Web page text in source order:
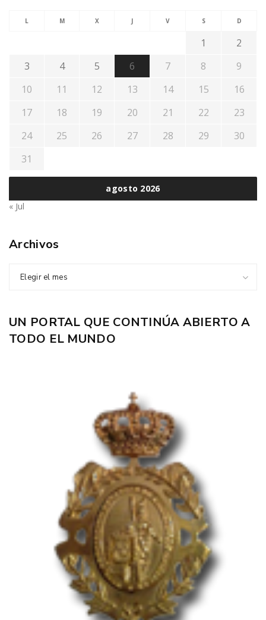
agosto 2026
L M X J V S D
1
2
3
4 5 6 7 8
9
10
11 12 13 14 15
16
17
18 19 20 21 22
23
24
25 26 27 28 29
30
31
« Jul
Archivos
Elegir el mes
UN PORTAL QUE CONTINÚA ABIERTO A
TODO EL MUNDO